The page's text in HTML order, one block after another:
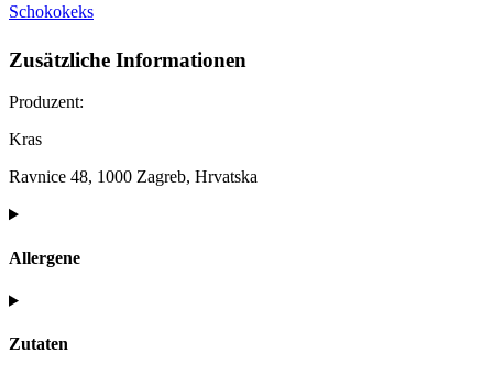
Schokokeks
Zusätzliche Informationen
Produzent:
Kras
Ravnice 48, 1000 Zagreb, Hrvatska
Allergene
Zutaten